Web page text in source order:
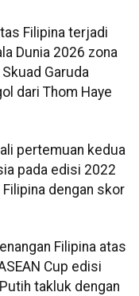
Filipina terjadi
Dunia 2026 zona
Garuda
dari Thom Haye
pertemuan kedua
pada edisi 2022
Filipina dengan skor
Filipina atas
Cup edisi
takluk dengan